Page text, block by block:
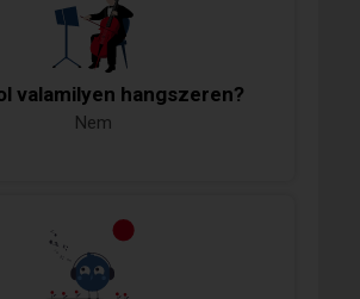
valamilyen hangszeren?
Nem